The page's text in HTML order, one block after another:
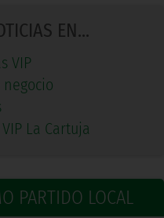
EN...
VIP
negocio
La Cartuja
PARTIDO LOCAL